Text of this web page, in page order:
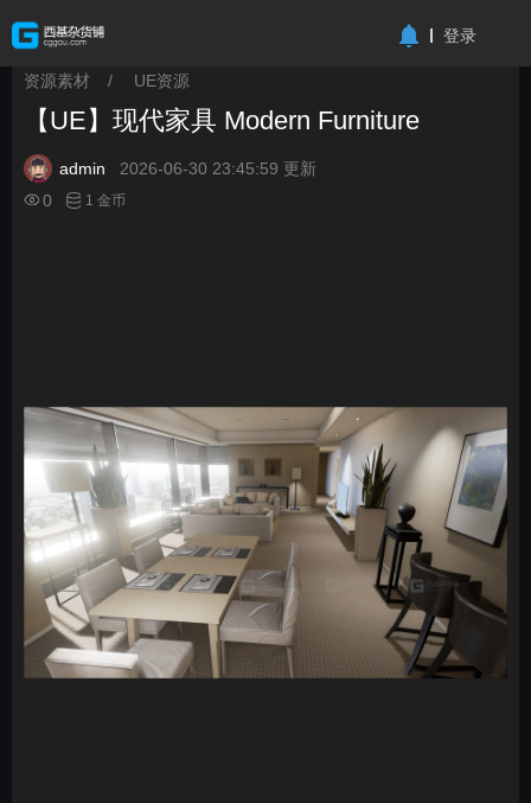
登录
资源素材 / UE资源
【UE】现代家具 Modern Furniture
admin
2026-06-30 23:45:59 更新
0
1 金币